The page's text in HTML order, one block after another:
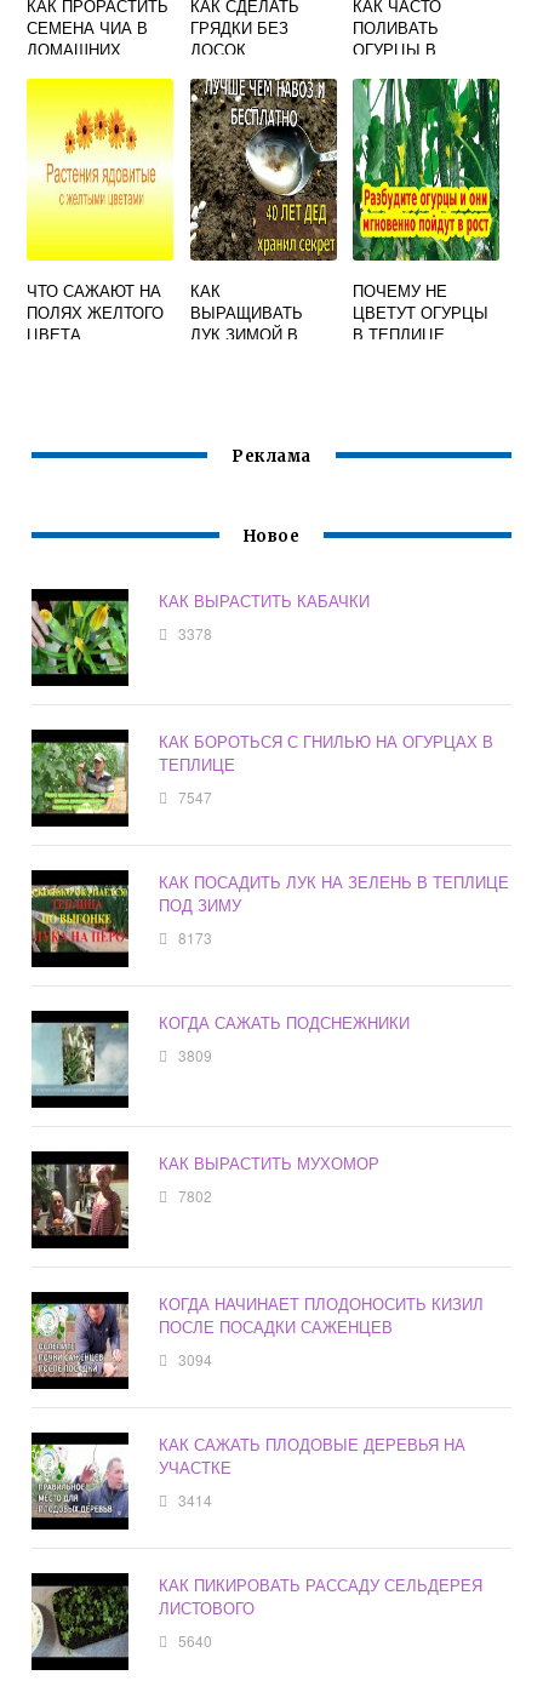
КАК ПРОРАСТИТЬ
СЕМЕНА ЧИА В
ДОМАШНИХ
ЕДЫ
КАК СДЕЛАТЬ
ГРЯДКИ БЕЗ
ДОСОК
КАК ЧАСТО
ПОЛИВАТЬ
ОГУРЦЫ В
ЧТО САЖАЮТ НА
ПОЛЯХ ЖЕЛТОГО
ЦВЕТА
КАК
ВЫРАЩИВАТЬ
ЛУК ЗИМОЙ В
ПОЧЕМУ НЕ
ЦВЕТУТ ОГУРЦЫ
В ТЕПЛИЦЕ
Реклама
Новое
КАК ВЫРАСТИТЬ КАБАЧКИ
3378
КАК БОРОТЬСЯ С ГНИЛЬЮ НА ОГУРЦАХ В
ТЕПЛИЦЕ
7547
КАК ПОСАДИТЬ ЛУК НА ЗЕЛЕНЬ В ТЕПЛИЦЕ
ПОД ЗИМУ
8173
КОГДА САЖАТЬ ПОДСНЕЖНИКИ
3809
КАК ВЫРАСТИТЬ МУХОМОР
7802
КОГДА НАЧИНАЕТ ПЛОДОНОСИТЬ КИЗИЛ
ПОСЛЕ ПОСАДКИ САЖЕНЦЕВ
3094
КАК САЖАТЬ ПЛОДОВЫЕ ДЕРЕВЬЯ НА
УЧАСТКЕ
3414
КАК ПИКИРОВАТЬ РАССАДУ СЕЛЬДЕРЕЯ
ЛИСТОВОГО
5640